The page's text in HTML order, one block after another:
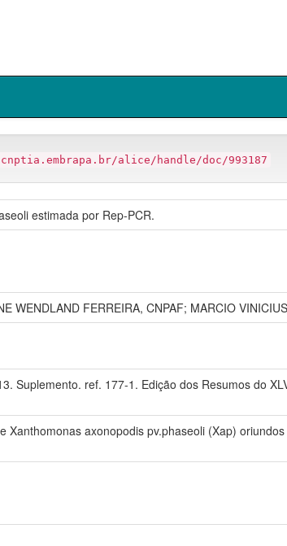
alice/handle/doc/993187
estimada por Rep-PCR.
WENDLAND FERREIRA, CNPAF; MARCIO
Suplemento. ref. 177-1. Edição dos Resumos do
axonopodis pv.phaseoli (Xap)